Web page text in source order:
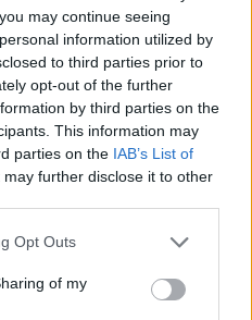
may continue seeing
information utilized by
to third parties prior to
opt-out of the further
by third parties on the
This information may
parties on the IAB’s List of
may further disclose it to other
Opt Outs
of my
1
i comuni della
di Biella